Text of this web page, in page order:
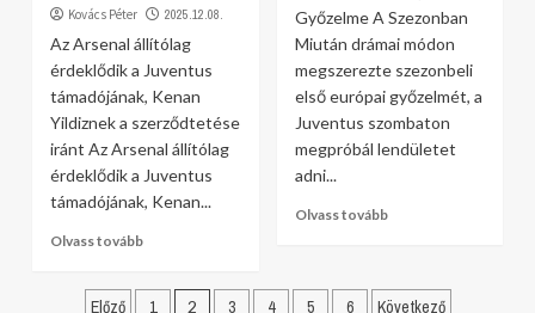
Kovács Péter 2025.12.08.
Az Arsenal állítólag
érdeklődik a Juventus
támadójának, Kenan
Yildiznek a szerződtetése
iránt Az Arsenal állítólag
érdeklődik a Juventus
támadójának, Kenan...
Olvass tovább
Győzelme A Szezonban
Miután drámai módon
megszerezte szezonbeli
első európai győzelmét, a
Juventus szombaton
megpróbál lendületet
adni...
Olvass tovább
Előző 1 2 3 4 5 6 Következő